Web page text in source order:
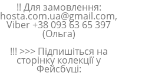
!! Для замовлення:
hosta.com.ua@gmail.com,
Viber +38 093 63 65 397
(Ольга)
!!! >>> Підпишіться на
сторінку колекції у
Фейсбуці: